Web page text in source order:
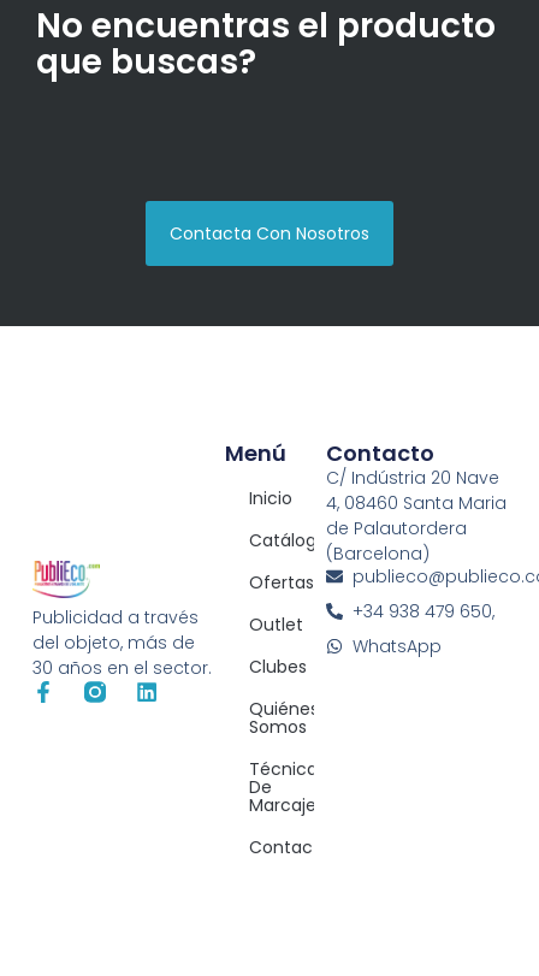
No encuentras el producto
que buscas?
Contacta Con Nosotros
Publicidad a través
del objeto, más de
30 años en el sector.
Menú
Inicio
Catálogos
Ofertas
Outlet
Clubes
Quiénes
Somos
Técnicas
De
Marcaje
Contacto
Contacto
C/ Indústria 20 Nave
4, 08460 Santa Maria
de Palautordera
(Barcelona)
+34 938 479 650,
WhatsApp